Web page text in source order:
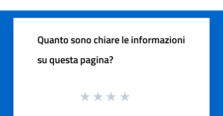
Quanto sono chiare le informazioni
su questa pagina?